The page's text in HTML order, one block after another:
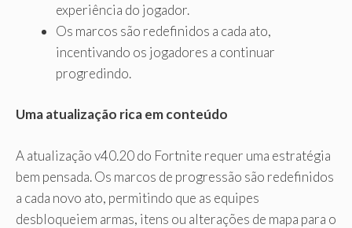
experiência do jogador.
Os marcos são redefinidos a cada ato,
incentivando os jogadores a continuar
progredindo.
Uma atualização rica em conteúdo
A atualização v40.20 do Fortnite requer uma estratégia
bem pensada. Os marcos de progressão são redefinidos
a cada novo ato, permitindo que as equipes
desbloqueiem armas, itens ou alterações de mapa para o